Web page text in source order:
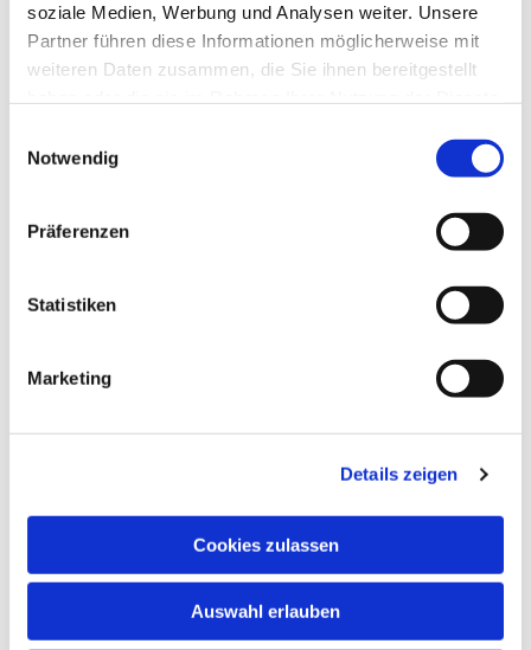
soziale Medien, Werbung und Analysen weiter. Unsere
Partner führen diese Informationen möglicherweise mit
weiteren Daten zusammen, die Sie ihnen bereitgestellt
Notwendig
Präferenzen
Statistiken
Marketing
Details zeigen
Cookies zulassen
Auswahl erlauben
Dies könnte Sie auch
interessieren